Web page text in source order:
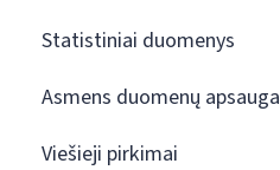
Statistiniai duomenys
Asmens duomenų apsauga
Viešieji pirkimai